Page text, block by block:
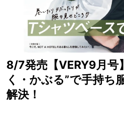
8/7発売【VERY9月号
く・かぶる”で手持ち
解決！